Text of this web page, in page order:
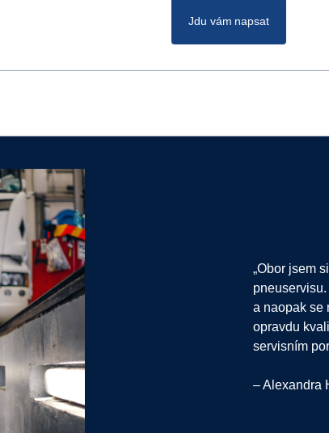
Jdu vám napsat
„Obor jsem
a naopak se
opravdu
servisním
–⁠ Alexandra